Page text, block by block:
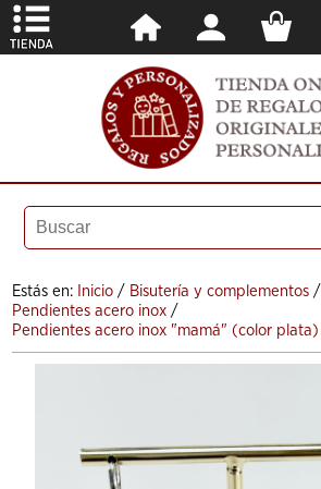
Estás en: Inicio / Bisutería y complementos /
Pendientes acero inox /
Pendientes acero inox "mamá" (color plata)